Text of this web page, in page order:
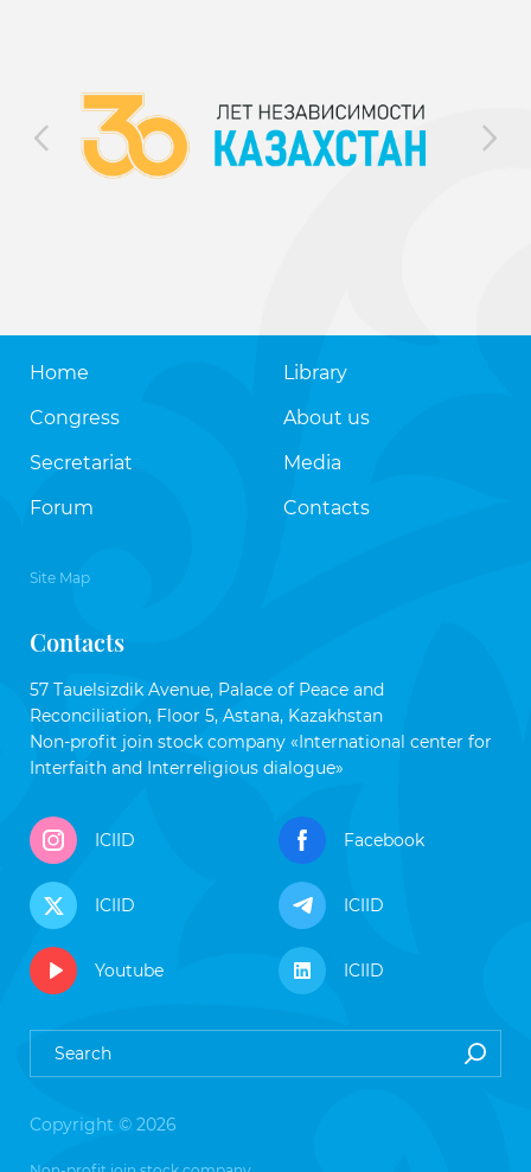
Home
Congress
Secretariat
Forum
Library
About us
Media
Contacts
Site Map
Contacts
57 Tauelsizdik Avenue, Palace of Peace and
Reconciliation, Floor 5, Astana, Kazakhstan
Non-profit join stock company «International center for
Interfaith and Interreligious dialogue»
ICIID Facebook
ICIID ICIID
Youtube ICIID
Copyright © 2026